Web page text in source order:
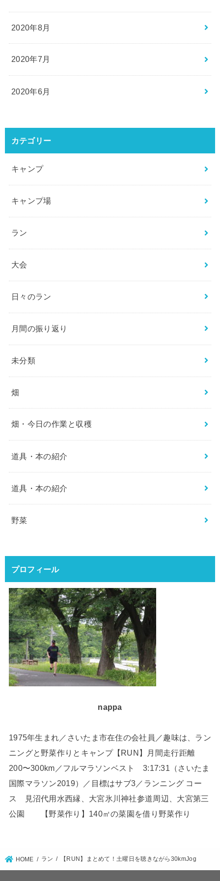
2020年8月
2020年7月
2020年6月
カテゴリー
キャンプ
キャンプ場
ラン
大会
日々のラン
月間の振り返り
未分類
畑
畑・今日の作業と収穫
道具・本の紹介
道具・本の紹介
野菜
プロフィール
nappa
1975年生まれ／さいたま市在住の会社員／趣味は、ラン
ニングと野菜作りとキャンプ【RUN】月間走行距離
200〜300km／フルマラソンベスト 3:17:31（さいたま
国際マラソン2019）／目標はサブ3／ランニング コー
ス 見沼代用水西縁、大宮氷川神社参道周辺、大宮第三
公園 【野菜作り】140㎡の菜園を借り野菜作り
HOME ラン 【RUN】まとめて！土曜日を聴きながら30kmJog